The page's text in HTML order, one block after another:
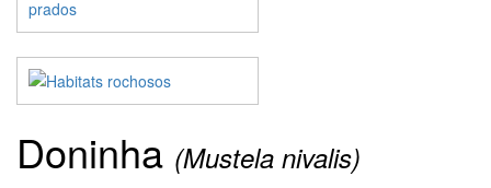
Doninha (Mustela nivalis)